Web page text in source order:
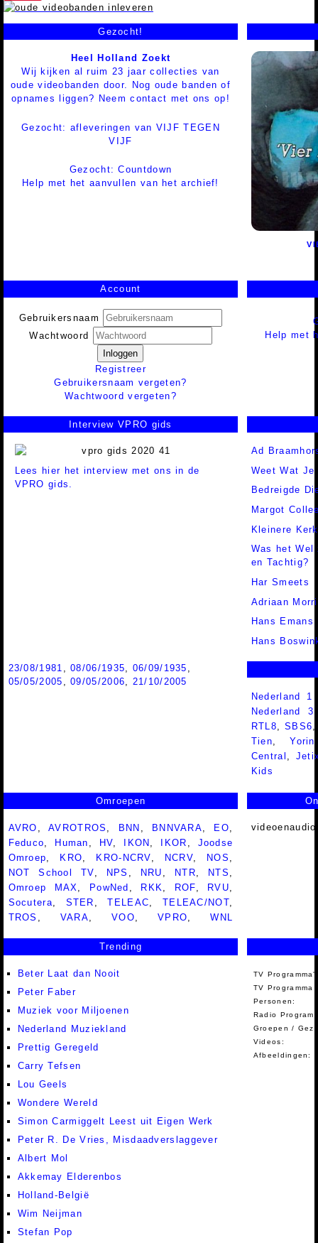
Gezocht!
Heel Holland Zoekt
Wij kijken al ruim 23 jaar collecties van
oude videobanden door. Nog oude banden of
opnames liggen? Neem contact met ons op!
Gezocht: afleveringen van VIJF TEGEN
VIJF
Gezocht: Countdown
Help met het aanvullen van het archief!
Account
Gebruikersnaam
Wachtwoord
Inloggen
Registreer
Gebruikersnaam vergeten?
Wachtwoord vergeten?
Help met
Interview VPRO gids
Lees hier het interview met ons in de
VPRO gids.
Ad
Weet Wat Je
Bedreigde
Margot
Kleinere
Was het
en Tachtig?
Har Smeets
Adriaan
Hans Emans
Hans
23/08/1981 ,08/06/1935 06/09/1935
05/05/2005 ,09/05/2006
21/10/2005
Nederland
Nederland
RTL8,SBS6
Tien,Yorin
Central ,
Kids
Omroepen
AVRO ,AVROTROS BNN BNNVARA EO
Feduco
Human HV IKON IKOR
Joodse
Omroep
KRO KRO-NCRV NCRV NOS
NOT School TV
NPS NRU NTR NTS
Omroep MAX
PowNed RKK ROF RVU
Socutera
STER ,TELEAC TELEAC/NOT
TROS
VARA ,VOO ,VPRO ,WNL
Trending
Beter Laat dan Nooit
Peter Faber
Muziek voor Miljoenen
Nederland Muziekland
Prettig Geregeld
Carry Tefsen
Lou Geels
Wondere Wereld
Simon Carmiggelt Leest uit Eigen Werk
Peter R. De Vries, Misdaadverslaggever
Albert Mol
Akkemay Elderenbos
Holland-België
Wim Neijman
Stefan Pop
TV
TV Programma
Personen:
Radio
Groepen /
Videos:
Afbeeldingen: